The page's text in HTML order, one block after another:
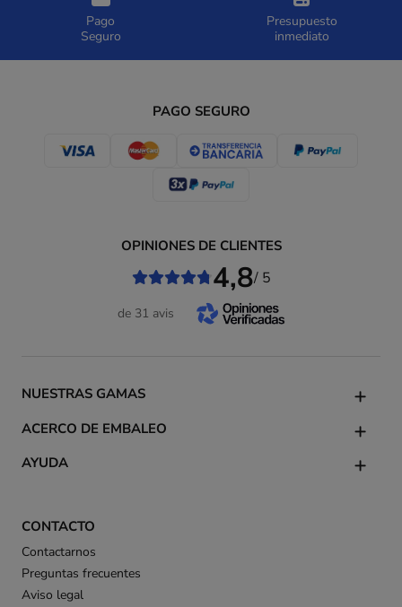
Pago
Seguro
Presupuesto
inmediato
PAGO SEGURO
CONTACTO
Contactarnos
Preguntas frecuentes
Aviso legal
NUESTRAS GAMAS
ACERCO DE EMBALEO
AYUDA
OPINIONES DE CLIENTES
4,8/ 5
de 31 avis